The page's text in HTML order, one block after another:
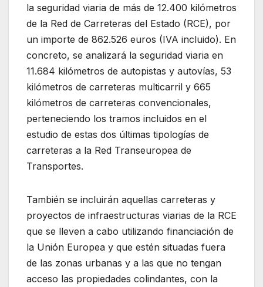
la seguridad viaria de más de 12.400 kilómetros
de la Red de Carreteras del Estado (RCE), por
un importe de 862.526 euros (IVA incluido). En
concreto, se analizará la seguridad viaria en
11.684 kilómetros de autopistas y autovías, 53
kilómetros de carreteras multicarril y 665
kilómetros de carreteras convencionales,
perteneciendo los tramos incluidos en el
estudio de estas dos últimas tipologías de
carreteras a la Red Transeuropea de
Transportes.
También se incluirán aquellas carreteras y
proyectos de infraestructuras viarias de la RCE
que se lleven a cabo utilizando financiación de
la Unión Europea y que estén situadas fuera
de las zonas urbanas y a las que no tengan
acceso las propiedades colindantes, con la